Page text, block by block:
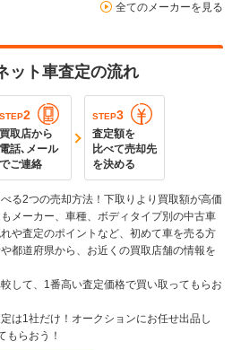
全てのメーカーを見る
ット車査定の流れ
STEP2
買取店から
電話､メール
でご連絡
STEP3
査定額を
比べて売却先
を決める
る2つの売却方法！下取りより買取額が高価
メーカー、車種、ボディタイプ別の中古車
や査定のポイントなど、初めて車を売る方
都道府県から、お近くの買取店舗の情報を
して、1番高い査定価格で買い取ってもらお
は1社だけ！オークションにお任せ出品し
もらおう！